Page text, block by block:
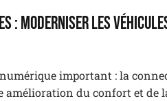
: moderniser les
important : la
du confort et de